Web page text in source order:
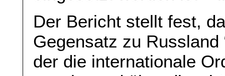
Der Bericht stellt fest,
Gegensatz zu
der die internationale